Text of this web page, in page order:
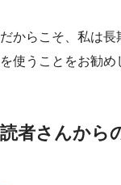
だからこそ、私は
を使うことをお勧め
読者さんから